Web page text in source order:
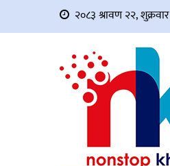
२०८३ श्रावण २२, शुक्रवार